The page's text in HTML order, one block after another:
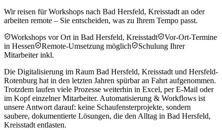
Wir reisen für Workshops nach Bad Hersfeld, Kreisstadt an oder
arbeiten remote – Sie entscheiden, was zu Ihrem Tempo passt.
Workshops vor Ort in Bad Hersfeld, Kreisstadt
Vor-Ort-Termine
in Hessen
Remote-Umsetzung möglich
Schulung Ihrer
Mitarbeiter inkl.
Die Digitalisierung im Raum Bad Hersfeld, Kreisstadt und Hersfeld-
Rotenburg hat in den letzten Jahren spürbar an Fahrt aufgenommen.
Trotzdem laufen viele Prozesse weiterhin in Excel, per E-Mail oder
im Kopf einzelner Mitarbeiter. Automatisierung & Workflows ist
unsere Antwort darauf: keine Schaufensterprojekte, sondern
saubere, dokumentierte Lösungen, die den Alltag in Bad Hersfeld,
Kreisstadt entlasten.